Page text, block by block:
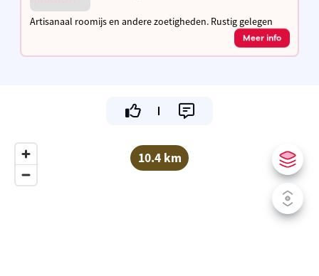
Artisanaal roomijs en andere zoetigheden. Rustig gelegen
Meer info
10.4 km